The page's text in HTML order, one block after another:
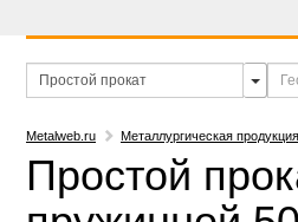
Metalweb.ru Металлургическая продукция
Простой